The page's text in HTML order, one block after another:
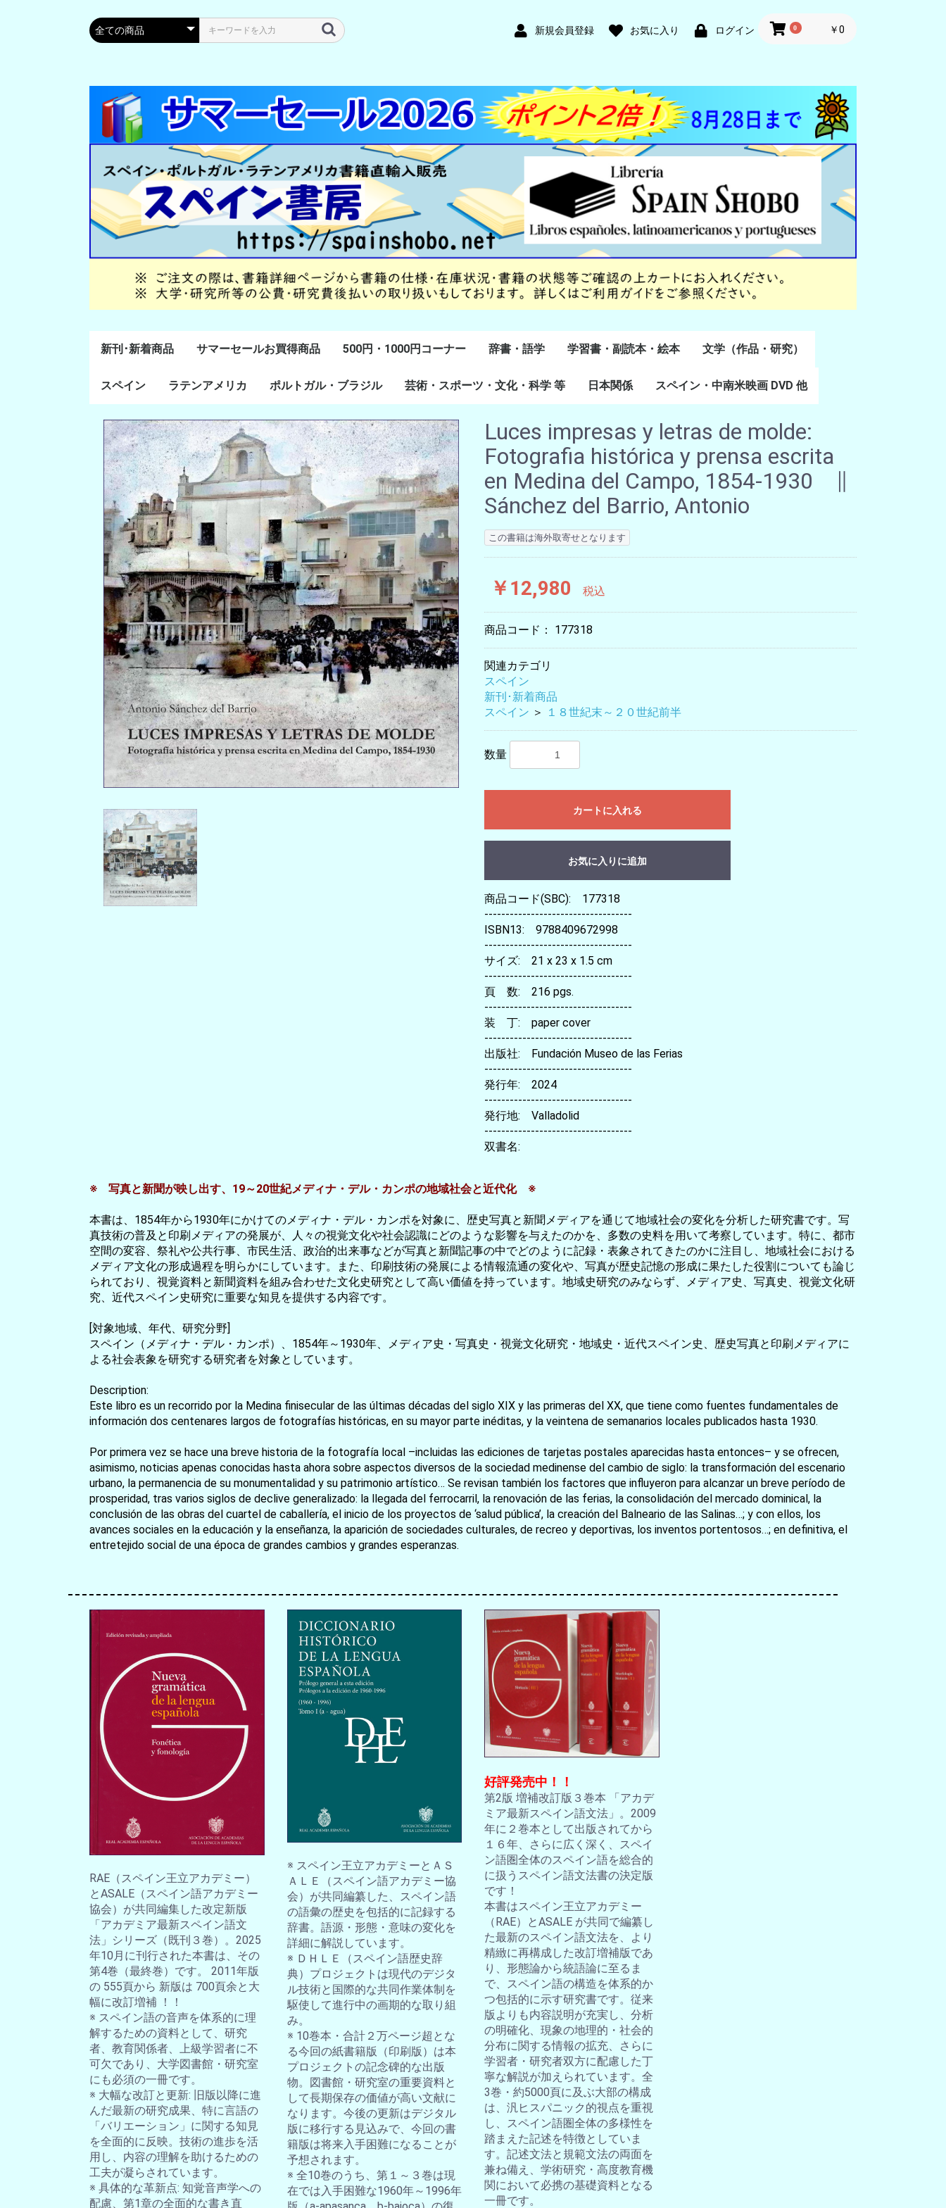
新規会員登録 お気に入り ログイン 0 ￥0
新刊･新着商品 サマーセールお買得商品 500円・1000円コーナー 辞書・語学
スペイン語
ポルトガル語
Lenguas Ibericas
Lenguas Indigenas
スペインの教科書
その他
学習書・副読本・絵本
学習教材
副読本教材
絵本・児童書
文学（作品・研究）
スペイン語文学
ポルトガル語文学
カタルーニャ文学
バスク文学
その他
スペイン
通史・全般
８～１５世紀
１６～１８世紀
１８世紀末～２０世紀
前半
20世紀後半以降
ラテンアメリカ
ラテン・アメリカ全般
メキシコ研究
中米・カリブ研究
キューバ研究
南米諸国
ペルー研究
チリ研究
アルゼンチン研究
ポルトガル・ブラジル
ポルトガル研究
ブラジル研究
芸術・スポーツ・文化・科学 等
美術
音楽・舞踊
スポーツ
演劇・映画
料理・食文化
マンガ・コミック
その他
日本関係 スペイン・中南米映画 DVD 他
Luces impresas y letras de molde:
Fotografia histórica y prensa escrita
en Medina del Campo, 1854-1930 ∥
Sánchez del Barrio, Antonio
この書籍は海外取寄せとなります
￥12,980 税込
商品コード： 177318
関連カテゴリ
スペイン
新刊･新着商品
スペイン ＞ １８世紀末～２０世紀前半
数量
カートに入れる
お買い物を続ける カートへ進む
お気に入りに追加
商品コード(SBC): 177318
-----------------------------------
ISBN13: 9788409672998
-----------------------------------
サイズ: 21 x 23 x 1.5 cm
-----------------------------------
頁 数: 216 pgs.
-----------------------------------
装 丁: paper cover
-----------------------------------
出版社: Fundación Museo de las Ferias
-----------------------------------
発行年: 2024
-----------------------------------
発行地: Valladolid
-----------------------------------
双書名:
※ 写真と新聞が映し出す、19～20世紀メディナ・デル・カンポの地域社会と近代化 ※
本書は、1854年から1930年にかけてのメディナ・デル・カンポを対象に、歴史写真と新聞メディアを通じて地域社会の変化を分析した研究書です。写
真技術の普及と印刷メディアの発展が、人々の視覚文化や社会認識にどのような影響を与えたのかを、多数の史料を用いて考察しています。特に、都市
空間の変容、祭礼や公共行事、市民生活、政治的出来事などが写真と新聞記事の中でどのように記録・表象されてきたのかに注目し、地域社会における
メディア文化の形成過程を明らかにしています。また、印刷技術の発展による情報流通の変化や、写真が歴史記憶の形成に果たした役割についても論じ
られており、視覚資料と新聞資料を組み合わせた文化史研究として高い価値を持っています。地域史研究のみならず、メディア史、写真史、視覚文化研
究、近代スペイン史研究に重要な知見を提供する内容です。
[対象地域、年代、研究分野]
スペイン（メディナ・デル・カンポ）、1854年～1930年、メディア史・写真史・視覚文化研究・地域史・近代スペイン史、歴史写真と印刷メディアに
よる社会表象を研究する研究者を対象としています。
Description:
Este libro es un recorrido por la Medina finisecular de las últimas décadas del siglo XIX y las primeras del XX, que tiene como fuentes fundamentales de
información dos centenares largos de fotografías históricas, en su mayor parte inéditas, y la veintena de semanarios locales publicados hasta 1930.
Por primera vez se hace una breve historia de la fotografía local –incluidas las ediciones de tarjetas postales aparecidas hasta entonces– y se ofrecen,
asimismo, noticias apenas conocidas hasta ahora sobre aspectos diversos de la sociedad medinense del cambio de siglo: la transformación del escenario
urbano, la permanencia de su monumentalidad y su patrimonio artístico… Se revisan también los factores que influyeron para alcanzar un breve período de
prosperidad, tras varios siglos de declive generalizado: la llegada del ferrocarril, la renovación de las ferias, la consolidación del mercado dominical, la
conclusión de las obras del cuartel de caballería, el inicio de los proyectos de ‘salud pública’, la creación del Balneario de las Salinas…; y con ellos, los
avances sociales en la educación y la enseñanza, la aparición de sociedades culturales, de recreo y deportivas, los inventos portentosos…; en definitiva, el
entretejido social de una época de grandes cambios y grandes esperanzas.
RAE（スペイン王立アカデミー）
とASALE（スペイン語アカデミー
協会）が共同編集した改定新版
「アカデミア最新スペイン語文
法」シリーズ（既刊３巻）。2025
年10月に刊行された本書は、その
第4巻（最終巻）です。 2011年版
の 555頁から 新版は 700頁余と大
幅に改訂増補 ！！
※ スペイン語の音声を体系的に理
解するための資料として、研究
者、教育関係者、上級学習者に不
可欠であり、大学図書館・研究室
にも必須の一冊です。
※ 大幅な改訂と更新: 旧版以降に進
んだ最新の研究成果、特に言語の
「バリエーション」に関する知見
を全面的に反映。技術の進歩を活
用し、内容の理解を助けるための
工夫が凝らされています。
※ 具体的な革新点: 知覚音声学への
配慮、第1章の全面的な書き直
※ スペイン王立アカデミーとＡＳ
ＡＬＥ（スペイン語アカデミー協
会）が共同編纂した、スペイン語
の語彙の歴史を包括的に記録する
辞書。語源・形態・意味の変化を
詳細に解説しています。
※ ＤＨＬＥ（スペイン語歴史辞
典）プロジェクトは現代のデジタ
ル技術と国際的な共同作業体制を
駆使して進行中の画期的な取り組
み。
※ 10巻本・合計２万ページ超とな
る今回の紙書籍版（印刷版）は本
プロジェクトの記念碑的な出版
物。図書館・研究室の重要資料と
して長期保存の価値が高い文献に
なります。今後の更新はデジタル
版に移行する見込みで、今回の書
籍版は将来入手困難になることが
予想されます。
※ 全10巻のうち、第１～３巻は現
在では入手困難な1960年～1996年
好評発売中！！
第2版 増補改訂版３巻本 「アカデ
ミア最新スペイン語文法」。2009
年に２巻本として出版されてから
１６年、さらに広く深く、スペイ
ン語圏全体のスペイン語を総合的
に扱うスペイン語文法書の決定版
です！
本書はスペイン王立アカデミー
（RAE）とASALE が共同で編纂し
た最新のスペイン語文法を、より
精緻に再構成した改訂増補版であ
り、形態論から統語論に至るま
で、スペイン語の構造を体系的か
つ包括的に示す研究書です。従来
版よりも内容説明が充実し、分析
の明確化、現象の地理的・社会的
分布に関する情報の拡充、さらに
学習者・研究者双方に配慮した丁
寧な解説が加えられています。全
3巻・約5000頁に及ぶ大部の構成
は、汎ヒスパニック的視点を重視
し、スペイン語圏全体の多様性を
踏まえた記述を特徴としていま
す。記述文法と規範文法の両面を
兼ね備え、学術研究・高度教育機
関において必携の基礎資料となる
一冊です。